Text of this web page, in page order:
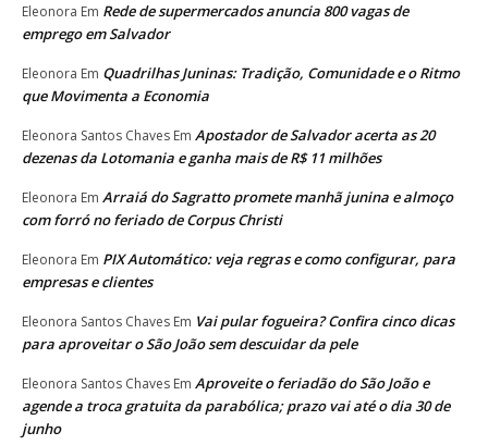
Eleonora Em Rede de supermercados anuncia 800 vagas de
emprego em Salvador
Eleonora Em Quadrilhas Juninas: Tradição, Comunidade e o Ritmo
que Movimenta a Economia
Eleonora Santos Chaves Em Apostador de Salvador acerta as 20
dezenas da Lotomania e ganha mais de R$ 11 milhões
Eleonora Em Arraiá do Sagratto promete manhã junina e almoço
com forró no feriado de Corpus Christi
Eleonora Em PIX Automático: veja regras e como configurar, para
empresas e clientes
Eleonora Santos Chaves Em Vai pular fogueira? Confira cinco dicas
para aproveitar o São João sem descuidar da pele
Eleonora Santos Chaves Em Aproveite o feriadão do São João e
agende a troca gratuita da parabólica; prazo vai até o dia 30 de
junho